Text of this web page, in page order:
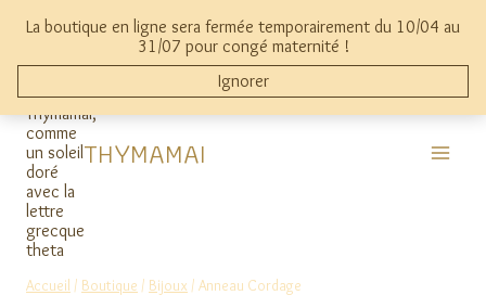
La boutique en ligne sera fermée temporairement du 10/04 au
31/07 pour congé maternité !
Ignorer
0 mon compte
THYMAMAI
Accueil / Boutique / Bijoux / Anneau Cordage